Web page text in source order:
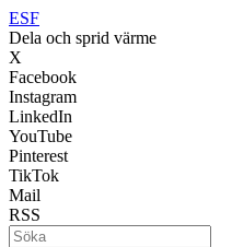
ESF
Dela och sprid värme
X
Facebook
Instagram
LinkedIn
YouTube
Pinterest
TikTok
Mail
RSS